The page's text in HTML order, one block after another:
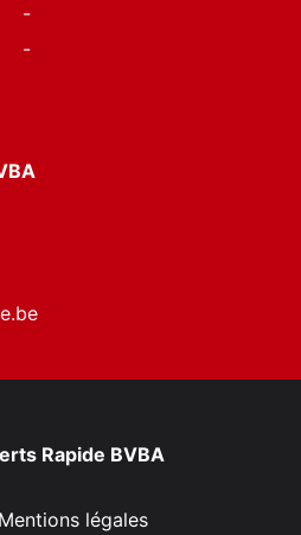
-
-
Rapide BVBA
Mentions légales